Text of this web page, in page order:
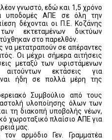
γνωστό, εδώ και 1,5 χρόνο
υποδομές ΑΠΕ σε όλη την
δέχονται οι Π.Ε. Κοζάνης
εκτεταμένων δικτύων
στο παρελθόν.
να μετατραπούν σε απέραντες
Οι μέχρι σήμερα αιτήσεις
μεταξύ των υφιστάμενων
εκτάσεις για
ήδη σε πολλά μέρη της
Συμβούλιο από τους
υλοποίησης όλων των
τη διακοπή υποβολής νέων,
χωροταξικό πλαίσιο ΑΠΕ για
μας.
αρμόδιο Γεν. Γραμματέα